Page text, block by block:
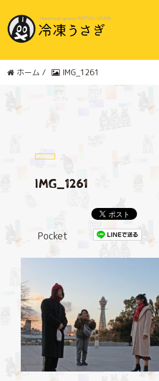
ホーム / IMG_1261
IMG_1261
Pocket